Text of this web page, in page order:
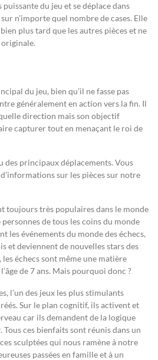
puissante du jeu et se déplace dans
n’importe quel nombre de cases. Elle
plus tard que les autres pièces et ne
du jeu, bien qu’il ne fasse pas
généralement en action vers la fin. Il
direction mais son objectif
capturer tout en menaçant le roi de
des principaux déplacements. Vous
sur les pièces sur notre
toujours très populaires dans le monde
de tous les coins du monde
les événements du monde des échecs,
et deviennent de nouvelles stars des
les échecs sont même une matière
de 7 ans. Mais pourquoi donc ?
l’un des jeux les plus stimulants
Sur le plan cognitif, ils activent et
car ils demandent de la logique
Tous ces bienfaits sont réunis dans un
sculptées qui nous ramène à notre
passées en famille et à un